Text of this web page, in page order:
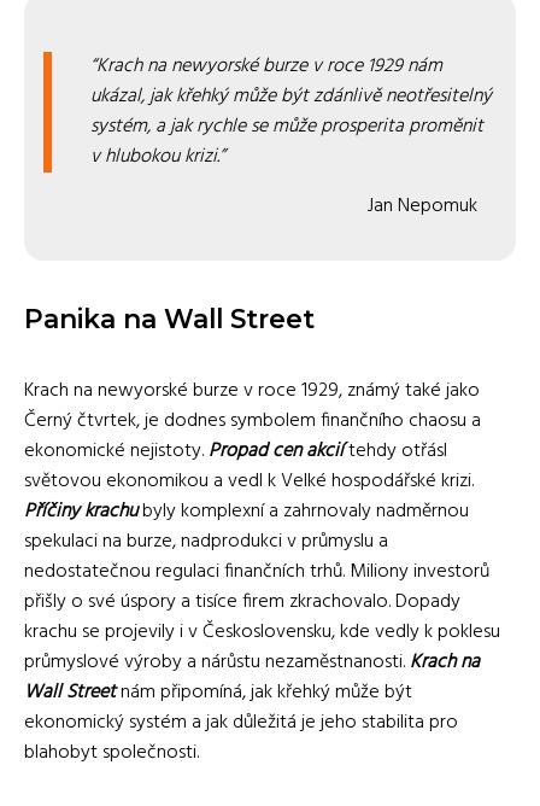
Krach na newyorské burze v roce 1929 nám
ukázal, jak křehký může být zdánlivě neotřesitelný
systém, a jak rychle se může prosperita proměnit
v hlubokou krizi.
Jan Nepomuk
Panika na Wall Street
Krach na newyorské burze v roce 1929, známý také jako
Černý čtvrtek, je dodnes symbolem finančního chaosu a
ekonomické nejistoty.Propad cen akciítehdy otřásl
světovou ekonomikou a vedl k Velké hospodářské krizi.
Příčiny krachubyly komplexní a zahrnovaly nadměrnou
spekulaci na burze, nadprodukci v průmyslu a
nedostatečnou regulaci finančních trhů. Miliony investorů
přišly o své úspory a tisíce firem zkrachovalo. Dopady
krachu se projevily i v Československu, kde vedly k poklesu
průmyslové výroby a nárůstu nezaměstnanosti.Krach na
Wall Streetnám připomíná, jak křehký může být
ekonomický systém a jak důležitá je jeho stabilita pro
blahobyt společnosti.